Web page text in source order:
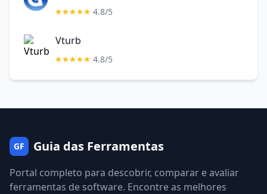
4.8/5
Vturb
4.8/5
GF Guia das Ferramentas
Portal completo para descobrir, comparar e avaliar
ferramentas de software. Encontre as melhores